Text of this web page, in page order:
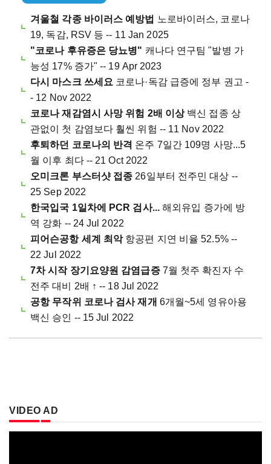
겨울철 각종 바이러스 예방법
노로바이러스, 코로나
19, 독감, RSV 등 -- 11 Jan 2025
"코로나 후유증은 당뇨병" 캐나다 연구팀 "발병 가
능성 17% 증가" -- 19 Apr 2023
다시 마스크 쓰세요 코로나·독감 급증에 정부 권고 -
- 12 Nov 2022
코로나 재감염시 사망 위험 2배 이상백신 접종 상
관없이 첫 감염보다 훨씬 위험 -- 11 Nov 2022
후퇴하던 코로나의 반격 온주 7일간 109명 사망...5
월 이후 최다 -- 21 Oct 2022
오미크론 부스터샷 접종 26일부터 전주민 대상 --
25 Sep 2022
한국입국 1일차에 PCR 검사...해외유입 증가에 방
역 강화 -- 24 Jul 2022
피어슨공항 세계 최악 항공편 지연 비율 52.5% --
22 Jul 2022
7차 시작 장기요양원 감염급증7월 첫주 확진자 수
전주 대비 2배 ↑ -- 18 Jul 2022
공항 무작위 코로나 검사 재개 6개월~5세 영유아용
백신 승인 -- 15 Jul 2022
VIDEO AD